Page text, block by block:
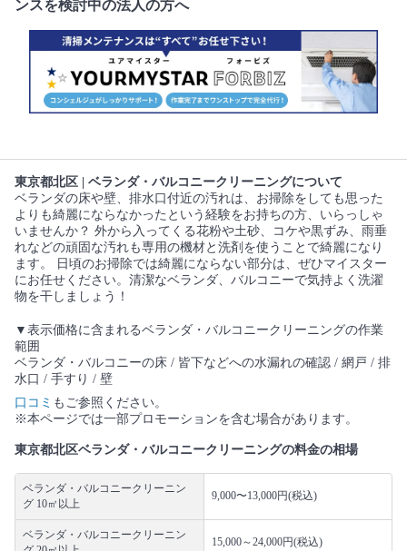
ンスを検討中の法人の方へ
東京都北区 | ベランダ・バルコニークリーニングについて
ベランダの床や壁、排水口付近の汚れは、お掃除をしても思った
よりも綺麗にならなかったという経験をお持ちの方、いらっしゃ
いませんか？ 外から入ってくる花粉や土砂、コケや黒ずみ、雨垂
れなどの頑固な汚れも専用の機材と洗剤を使うことで綺麗になり
ます。 日頃のお掃除では綺麗にならない部分は、ぜひマイスター
にお任せください。清潔なベランダ、バルコニーで気持よく洗濯
物を干しましょう！
▼表示価格に含まれるベランダ・バルコニークリーニングの作業
範囲
ベランダ・バルコニーの床 / 皆下などへの水漏れの確認 / 網戸 / 排
水口 / 手すり / 壁
口コミ もご参照ください。
※本ページでは一部プロモーションを含む場合があります。
東京都北区ベランダ・バルコニークリーニングの料金の相場
ベランダ・バルコニークリーニン
グ 10㎡以上
9,000〜13,000円(税込)
ベランダ・バルコニークリーニン
15,000～24,000円(税込)